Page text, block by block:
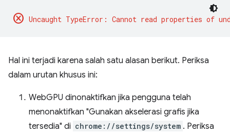
cancel
Hal ini terjadi karena salah satu alasan berikut. Periksa
dalam urutan khusus ini:
WebGPU dinonaktifkan jika pengguna telah
menonaktifkan "Gunakan akselerasi grafis jika
tersedia" di chrome://settings/system . Periksa